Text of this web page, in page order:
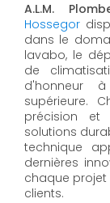
A.L.M.
Hossegor
dans le
lavabo, le
de
d'honneur
supérieure.
précision et
solutions
technique
dernières
chaque
clients.